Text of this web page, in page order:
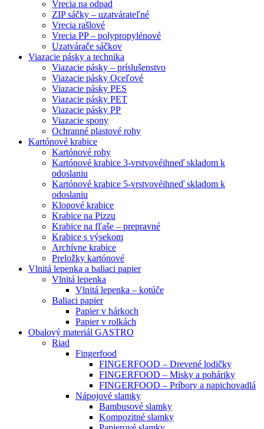
Vrecia na odpad
ZIP sáčky – uzatvárateľné
Vrecia rašlové
Vrecia PP – polypropylénové
Uzatvárače sáčkov
Viazacie pásky a technika
Viazacie pásky – príslušenstvo
Viazacie pásky Oceľové
Viazacie pásky PES
Viazacie pásky PET
Viazacie pásky PP
Viazacie spony
Ochranné plastové rohy
Kartónové krabice
Kartónové rohy
Kartónové krabice 3-vrstvovéihneď skladom k
odoslaniu
Kartónové krabice 5-vrstvovéihneď skladom k
odoslaniu
Klopové krabice
Krabice na Pizzu
Krabice na fľaše – prepravné
Krabice s výsekom
Archívne krabice
Preložky kartónové
Vlnitá lepenka a baliaci papier
Vlnitá lepenka
Vlnitá lepenka – kotúče
Baliaci papier
Papier v hárkoch
Papier v rolkách
Obalový materiál GASTRO
Riad
Fingerfood
FINGERFOOD – Drevené lodičky
FINGERFOOD – Misky a poháriky
FINGERFOOD – Príbory a napichovadlá
Nápojové slamky
Bambusové slamky
Kompozitné slamky